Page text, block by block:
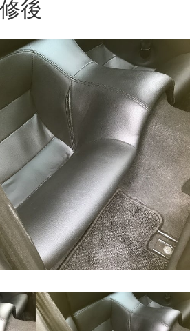
後